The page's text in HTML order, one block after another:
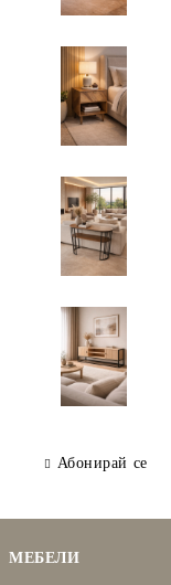
Абонирай се
МЕБЕЛИ